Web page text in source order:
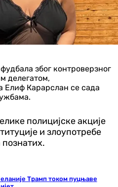
због контроверзног
делегатом,
Елиф Карарслан се сада
полицијске акције
и злоупотребе
Трамп током пуцњаве